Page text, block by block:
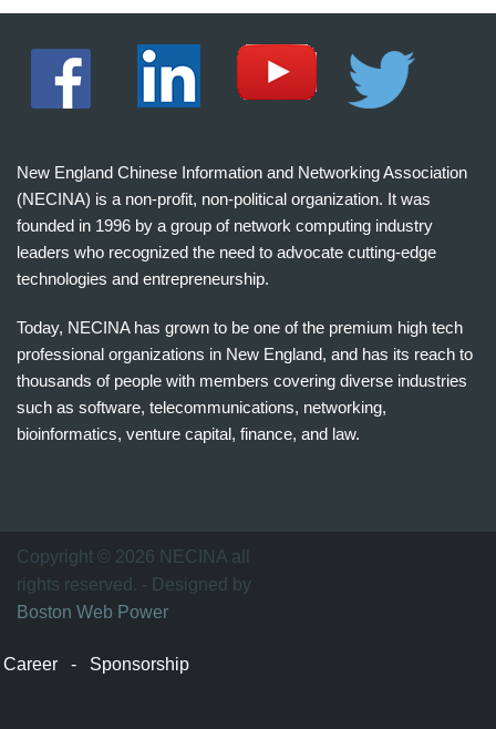
New England Chinese Information and Networking Association
(NECINA) is a non-profit, non-political organization. It was
founded in 1996 by a group of network computing industry
leaders who recognized the need to advocate cutting-edge
technologies and entrepreneurship.
Today, NECINA has grown to be one of the premium high tech
professional organizations in New England, and has its reach to
thousands of people with members covering diverse industries
such as software, telecommunications, networking,
bioinformatics, venture capital, finance, and law.
万
家
网
Copyright © 2026 NECINA all
rights reserved. - Designed by
Boston Web Power
Career - Sponsorship